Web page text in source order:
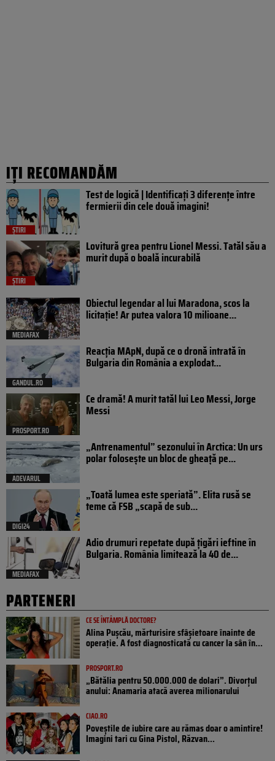
IȚI RECOMANDĂM
ȘTIRI
Test de logică | Identificați 3 diferențe între
fermierii din cele două imagini!
ȘTIRI
Lovitură grea pentru Lionel Messi. Tatăl său a
murit după o boală incurabilă
MEDIAFAX
Obiectul legendar al lui Maradona, scos la
licitație! Ar putea valora 10 milioane...
GANDUL.RO
Reacția MApN, după ce o dronă intrată în
Bulgaria din România a explodat...
PROSPORT.RO
Ce dramă! A murit tatăl lui Leo Messi, Jorge
Messi
ADEVARUL
„Antrenamentul” sezonului în Arctica: Un urs
polar folosește un bloc de gheață pe...
DIGI24
„Toată lumea este speriată”. Elita rusă se
teme că FSB „scapă de sub...
MEDIAFAX
Adio drumuri repetate după țigări ieftine în
Bulgaria. România limitează la 40 de...
PARTENERI
CE SE ÎNTÂMPLĂ DOCTORE?
Alina Pușcău, mărturisire sfâșietoare înainte de
operație. A fost diagnosticată cu cancer la sân în...
PROSPORT.RO
„Bătălia pentru 50.000.000 de dolari”. Divorțul
anului: Anamaria atacă averea milionarului
CIAO.RO
Poveştile de iubire care au rămas doar o amintire!
Imagini tari cu Gina Pistol, Răzvan...